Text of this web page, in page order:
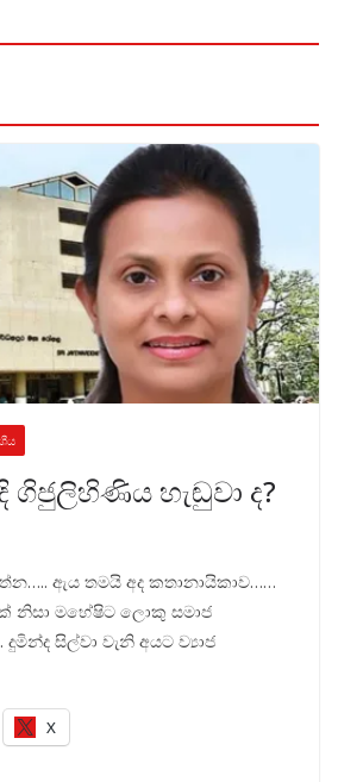
හැඬුවා ද?
ඇය තමයි අද කතානායිකාව……
නිසා මහේෂිට ලොකු සමාජ
සිල්වා වැනි අයට ව්‍යාජ
X